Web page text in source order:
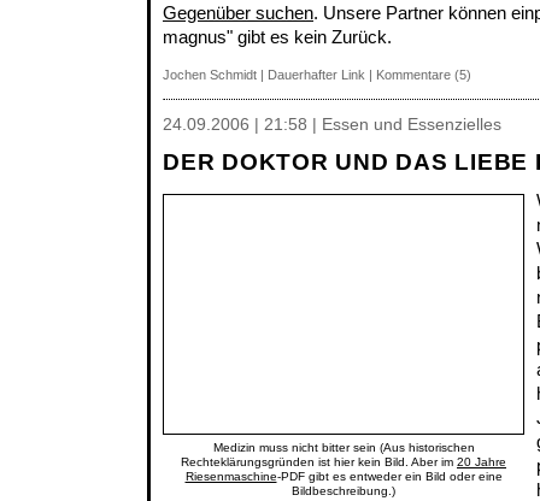
Gegenüber suchen. Unsere Partner können
magnus" gibt es kein Zurück.
Jochen Schmidt | Dauerhafter Link | Kommentare (5)
24.09.2006 | 21:58 | Essen und Essenzielles
DER DOKTOR UND DAS LIEBE
Medizin muss nicht bitter sein (Aus historischen
Rechteklärungsgründen ist hier kein Bild. Aber im 20 Jahre
Riesenmaschine-PDF gibt es entweder ein Bild oder eine
Bildbeschreibung.)